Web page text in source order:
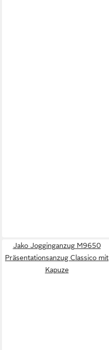
Jako Jogginganzug M9650
Präsentationsanzug Classico mit
Kapuze